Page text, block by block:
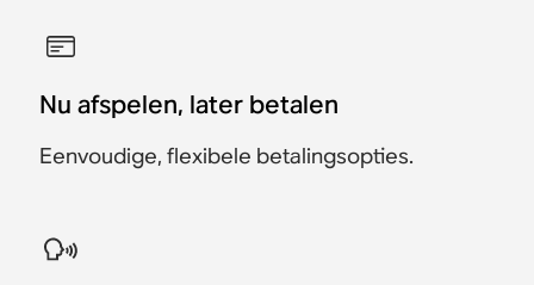
Nu afspelen, later betalen
Eenvoudige, flexibele betalingsopties.